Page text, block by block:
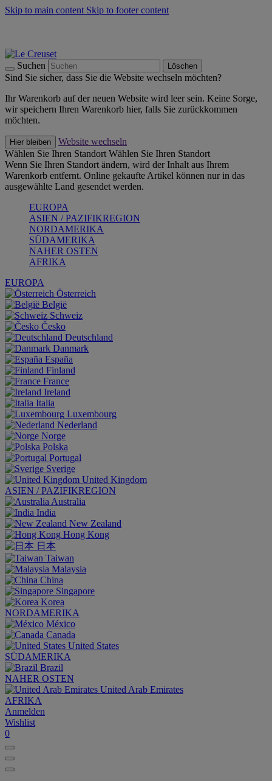
Skip to main content Skip to footer content
Suchen Löschen
Sind Sie sicher, dass Sie die Website wechseln möchten?
Ihr Warenkorb auf der neuen Website wird leer sein. Keine Sorge,
wir speichern Ihren Warenkorb hier, falls Sie zurückkommen
möchten.
Hier bleiben
Website wechseln
Wählen Sie Ihren Standort Wählen Sie Ihren Standort
Wenn Sie Ihren Standort ändern, wird der Inhalt aus Ihrem
Warenkorb entfernt. Online gekaufte Artikel können nur in das
ausgewählte Land gesendet werden.
EUROPA
ASIEN / PAZIFIKREGION
NORDAMERIKA
SÜDAMERIKA
NAHER OSTEN
AFRIKA
EUROPA
Österreich
België
Schweiz
Česko
Deutschland
Danmark
España
Finland
France
Ireland
Italia
Luxembourg
Nederland
Norge
Polska
Portugal
Sverige
United Kingdom
ASIEN / PAZIFIKREGION
Australia
India
New Zealand
Hong Kong
日本
Taiwan
Malaysia
China
Singapore
Korea
NORDAMERIKA
México
Canada
United States
SÜDAMERIKA
Brazil
NAHER OSTEN
United Arab Emirates
AFRIKA
Anmelden
Wishlist
0